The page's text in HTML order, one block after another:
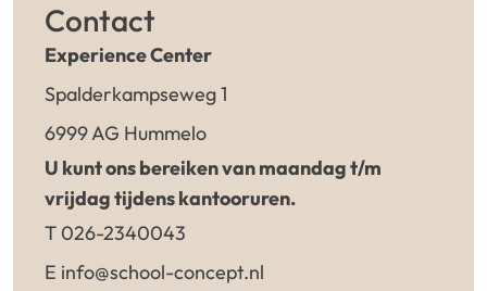
Contact
Experience Center
Spalderkampseweg 1
6999 AG Hummelo
U kunt ons bereiken van maandag t/m
vrijdag tijdens kantooruren.
T 026-2340043
E info@school-concept.nl